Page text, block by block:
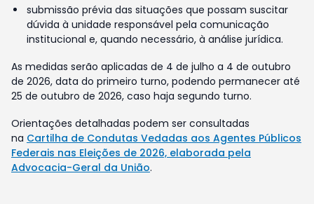
submissão prévia das situações que possam suscitar
dúvida à unidade responsável pela comunicação
institucional e, quando necessário, à análise jurídica.
As medidas serão aplicadas de 4 de julho a 4 de outubro
de 2026, data do primeiro turno, podendo permanecer até
25 de outubro de 2026, caso haja segundo turno.
Orientações detalhadas podem ser consultadas
na Cartilha de Condutas Vedadas aos Agentes Públicos
Federais nas Eleições de 2026, elaborada pela
Advocacia-Geral da União.